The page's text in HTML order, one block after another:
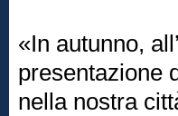
«In autunno,
presentazione
nella nostra